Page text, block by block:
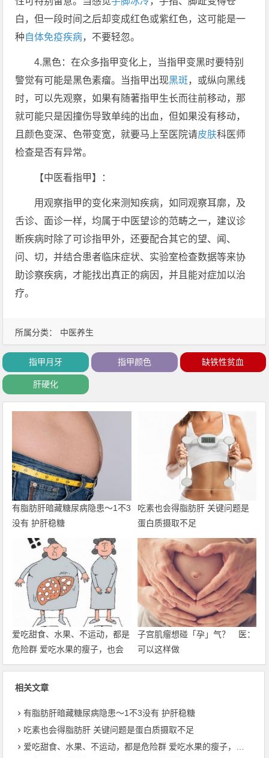
所属分类： 中医养生
白，但一段时间之后却变成红色或紫红色，这可能是一
种自体免疫疾病，不要轻忽。
4.黑色：在众多指甲变化上，当指甲变黑时要特别
警觉有可能是黑色素瘤。当指甲出现黑斑，或纵向黑线
时，可以先观察，如果有随著指甲生长而往前移动，那
就可能只是因撞伤导致单纯的出血，但如果没有移动，
且颜色变深、色带变宽，就要马上至医院请皮肤科医师
检查是否有异常。
【中医看指甲】：
用观察指甲的变化来测知疾病，如同观察耳廓，及
舌诊、面诊一样，均属于中医望诊的范畴之一，建议诊
断疾病时除了可诊指甲外，还要配合其它的望、闻、
问、切，并结合患者临床症状、实验室检查数据等来协
助诊察疾病，才能找出真正的病因，并且能对症加以治
疗。
指甲月牙 指甲颜色 缺铁性贫血
肝硬化
有脂肪肝暗藏糖尿病隐患〜1不3
没有 护肝稳糖
吃素也会得脂肪肝 关键问题是
蛋白质摄取不足
爱吃甜食、水果、不运动，都是
危险群 爱吃水果的瘦子，也会
有脂肪肝
子宫肌瘤想碰「孕」气？ 医：
可以这样做
相关文章
有脂肪肝暗藏糖尿病隐患〜1不3没有 护肝稳糖
吃素也会得脂肪肝 关键问题是蛋白质摄取不足
爱吃甜食、水果、不运动，都是危险群 爱吃水果的瘦子，也会有脂肪肝